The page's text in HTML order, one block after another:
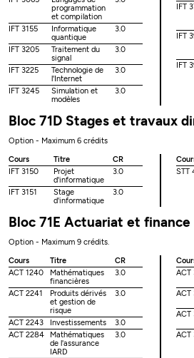
programmation
et compilation
IFT 3155
Informatique
quantique
3.0
IFT 3205
Traitement du
signal
3.0
IFT 3225
Technologie de
l'Internet
3.0
IFT 3245
Simulation et
modèles
3.0
IFT
IFT
IFT
Bloc 71D Stages et travaux
Option - Maximum 6 crédits
Cours
Titre
CR
IFT 3150
Projet
d'informatique
3.0
IFT 3151
Stage
d'informatique
3.0
STT
Bloc 71E Actuariat et
Option - Maximum 9 crédits.
Cours
Titre
CR
ACT 1240
Mathématiques
financières
3.0
ACT 2241
Produits dérivés
et gestion de
risque
3.0
ACT 2243 Investissements
3.0
ACT 2284
Mathématiques
de l'assurance
IARD
3.0
ACT
ACT
ACT
ACT